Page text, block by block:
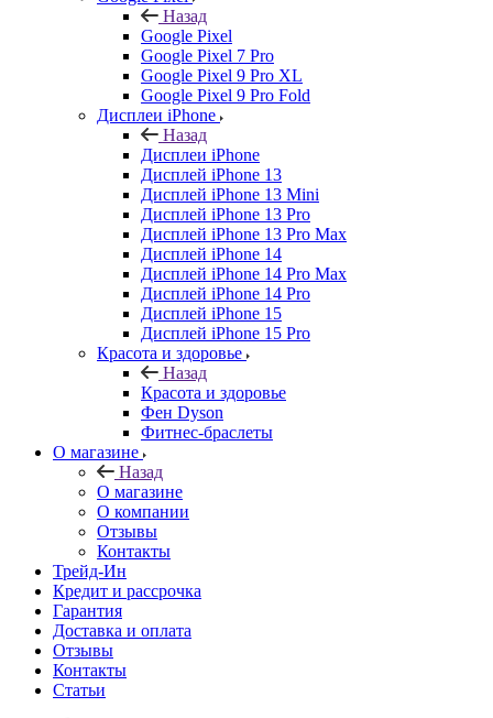
Назад
Google Pixel
Google Pixel 7 Pro
Google Pixel 9 Pro XL
Google Pixel 9 Pro Fold
Дисплеи iPhone
Назад
Дисплеи iPhone
Дисплей iPhone 13
Дисплей iPhone 13 Mini
Дисплей iPhone 13 Pro
Дисплей iPhone 13 Pro Max
Дисплей iPhone 14
Дисплей iPhone 14 Pro Max
Дисплей iPhone 14 Pro
Дисплей iPhone 15
Дисплей iPhone 15 Pro
Красота и здоровье
Назад
Красота и здоровье
Фен Dyson
Фитнес-браслеты
О магазине
Назад
О магазине
О компании
Отзывы
Контакты
Трейд-Ин
Кредит и рассрочка
Гарантия
Доставка и оплата
Отзывы
Контакты
Статьи